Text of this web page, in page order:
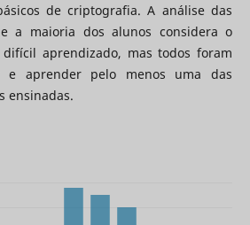
de criptografia. A análise das
a maioria dos alunos considera o
aprendizado, mas todos foram
e aprender pelo menos uma das
ensinadas.